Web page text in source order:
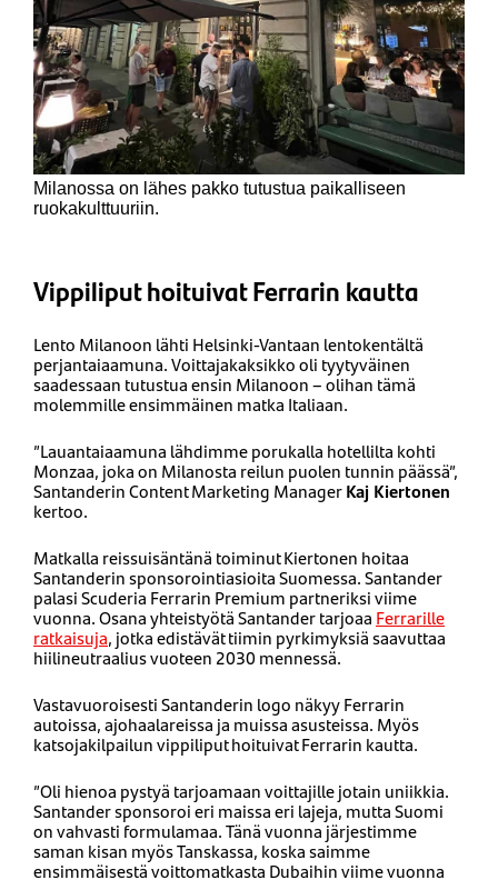
Milanossa on lähes pakko tutustua paikalliseen
ruokakulttuuriin.
Vippiliput hoituivat Ferrarin kautta
Lento Milanoon lähti Helsinki-Vantaan lentokentältä
perjantaiaamuna. Voittajakaksikko oli tyytyväinen
saadessaan tutustua ensin Milanoon – olihan tämä
molemmille ensimmäinen matka Italiaan.
”Lauantaiaamuna lähdimme porukalla hotellilta kohti
Monzaa, joka on Milanosta reilun puolen tunnin päässä”,
Santanderin Content Marketing ManagerKaj Kiertonen
kertoo.
Matkalla reissuisäntänä toiminut Kiertonen hoitaa
Santanderin sponsorointiasioita Suomessa. Santander
palasi Scuderia Ferrarin Premium partneriksi viime
vuonna. Osana yhteistyötä Santander tarjoaa Ferrarille
ratkaisuja, jotka edistävät tiimin pyrkimyksiä saavuttaa
hiilineutraalius vuoteen 2030 mennessä.
Vastavuoroisesti Santanderin logo näkyy Ferrarin
autoissa, ajohaalareissa ja muissa asusteissa. Myös
katsojakilpailun vippiliput hoituivat Ferrarin kautta.
”Oli hienoa pystyä tarjoamaan voittajille jotain uniikkia.
Santander sponsoroi eri maissa eri lajeja, mutta Suomi
on vahvasti formulamaa. Tänä vuonna järjestimme
saman kisan myös Tanskassa, koska saimme
ensimmäisestä voittomatkasta Dubaihin viime vuonna